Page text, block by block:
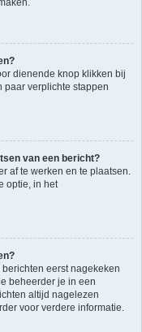
dienende knop klikken bij
paar verplichte stappen
van een bericht?
af te werken en te plaatsen.
optie, in het
eerst nagekeken
beheerder je in een
altijd nagelezen
voor verdere informatie.